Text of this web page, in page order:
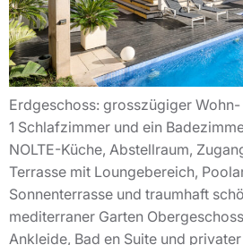
Erdgeschoss: grosszügiger
1 Schlafzimmer und ein
NOLTE-Küche, Abstellraum,
Terrasse mit Loungebereich,
Sonnenterrasse und traumhaft
mediterraner Garten
Ankleide, Bad en Suite und